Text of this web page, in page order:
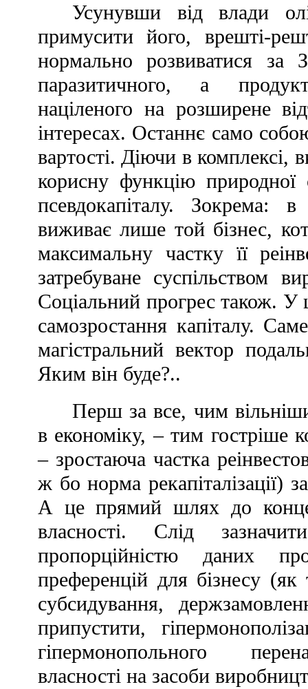
Усунувши від влади
примусити його, врешті-
нормально
паразитичного, а
націленого на розширене
інтересах. Останнє само
вартості. Діючи в комплексі,
корисну функцію природної
псевдокапіталу. Зокрема:
виживає лише той бізнес,
максимальну частку її
затребуване суспільством
Соціальний прогрес також. У
самозростання капіталу.
магістральний вектор
Яким він буде?..
Перш за все, чим
в економіку, – тим гостріше
– зростаюча частка
ж бо норма рекапіталізації)
А це прямий шлях до
власності. Слід
пропорційністю даних
преференцій для бізнесу (як
субсидування,
припустити,
гіпермонопольного
власності на засоби